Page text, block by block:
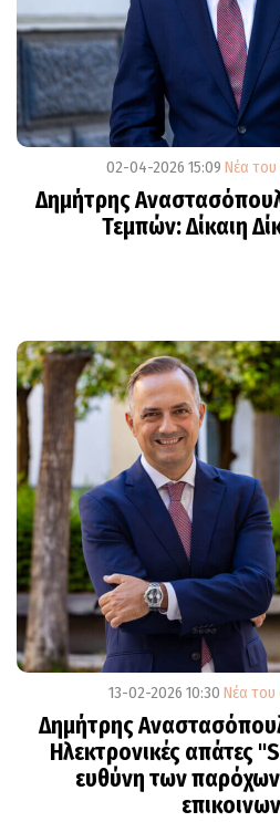
02-04-2026 15:09 Νέα
Δημήτρης
Τεμπών: Δίκαιη
13-02-2026 10:30 Νέα του
Δημήτρης
Ηλεκτρονικές απάτες
ευθύνη των